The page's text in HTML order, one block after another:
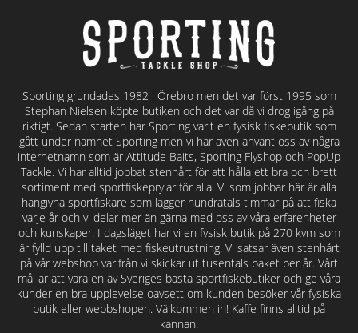
Sporting grundades 1982 i Örebro men det var först 1995 som
Stephan Nielsen köpte butiken och det var då vi drog igång på
riktigt. Sedan starten har Sporting varit en fysisk fiskebutik som
gått under namnet Sporting men vi har även använt oss av några
internetnamn som är Attitude Baits, Sporting Flyshop och PopUp
Tackle. Vi har alltid jobbat stenhårt för att hålla ett bra och brett
sortiment med sportfiskeprylar för alla. Vi som jobbar här är alla
hängivna sportfiskare som lägger hundratals timmar på att fiska
varje år och vi delar mer än gärna med oss av våra erfarenheter
och kunskaper. I dagsläget har vi en fysisk butik på 270 kvm som
är fylld upp till taket med fiskeutrustning. Vi satsar även stenhårt
på vår webshop varifrån vi skickar ut tusentals paket per år. Vårt
mål är att vara en av Sveriges bästa sportfiskebutiker och ge våra
kunder en bra upplevelse oavsett om kunden besöker vår fysiska
butik eller webbshopen. Välkommen in! Kaffe finns alltid på
kannan.